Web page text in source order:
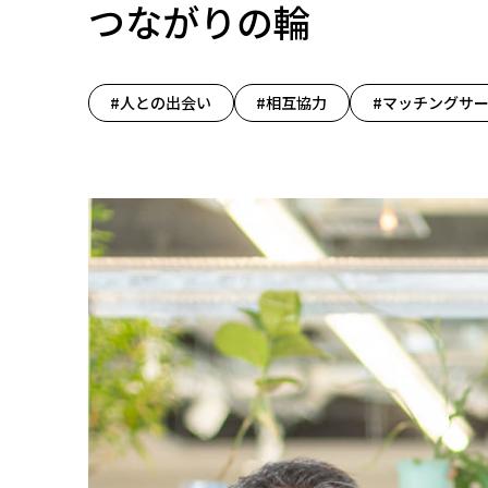
つながりの輪
#人との出会い #相互協力 #マッチングサ